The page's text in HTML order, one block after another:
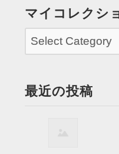
マイコレクシ
最近の投稿